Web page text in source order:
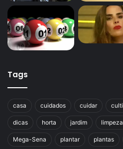
Tags
casa cuidados cuidar
dicas horta jardim limpeza
Mega-Sena plantar plantas